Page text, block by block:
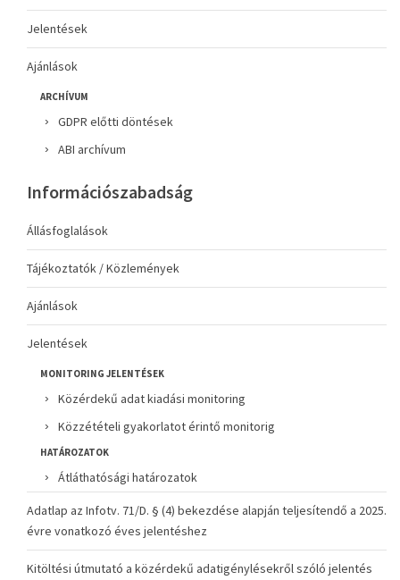
Jelentések
Ajánlások
ARCHÍVUM
GDPR előtti döntések
ABI archívum
Információszabadság
Állásfoglalások
Tájékoztatók / Közlemények
Ajánlások
Jelentések
MONITORING JELENTÉSEK
Közérdekű adat kiadási monitoring
Közzétételi gyakorlatot érintő monitorig
HATÁROZATOK
Átláthatósági határozatok
Adatlap az Infotv. 71/D. § (4) bekezdése alapján teljesítendő a 2025.
évre vonatkozó éves jelentéshez
Kitöltési útmutató a közérdekű adatigénylésekről szóló jelentés